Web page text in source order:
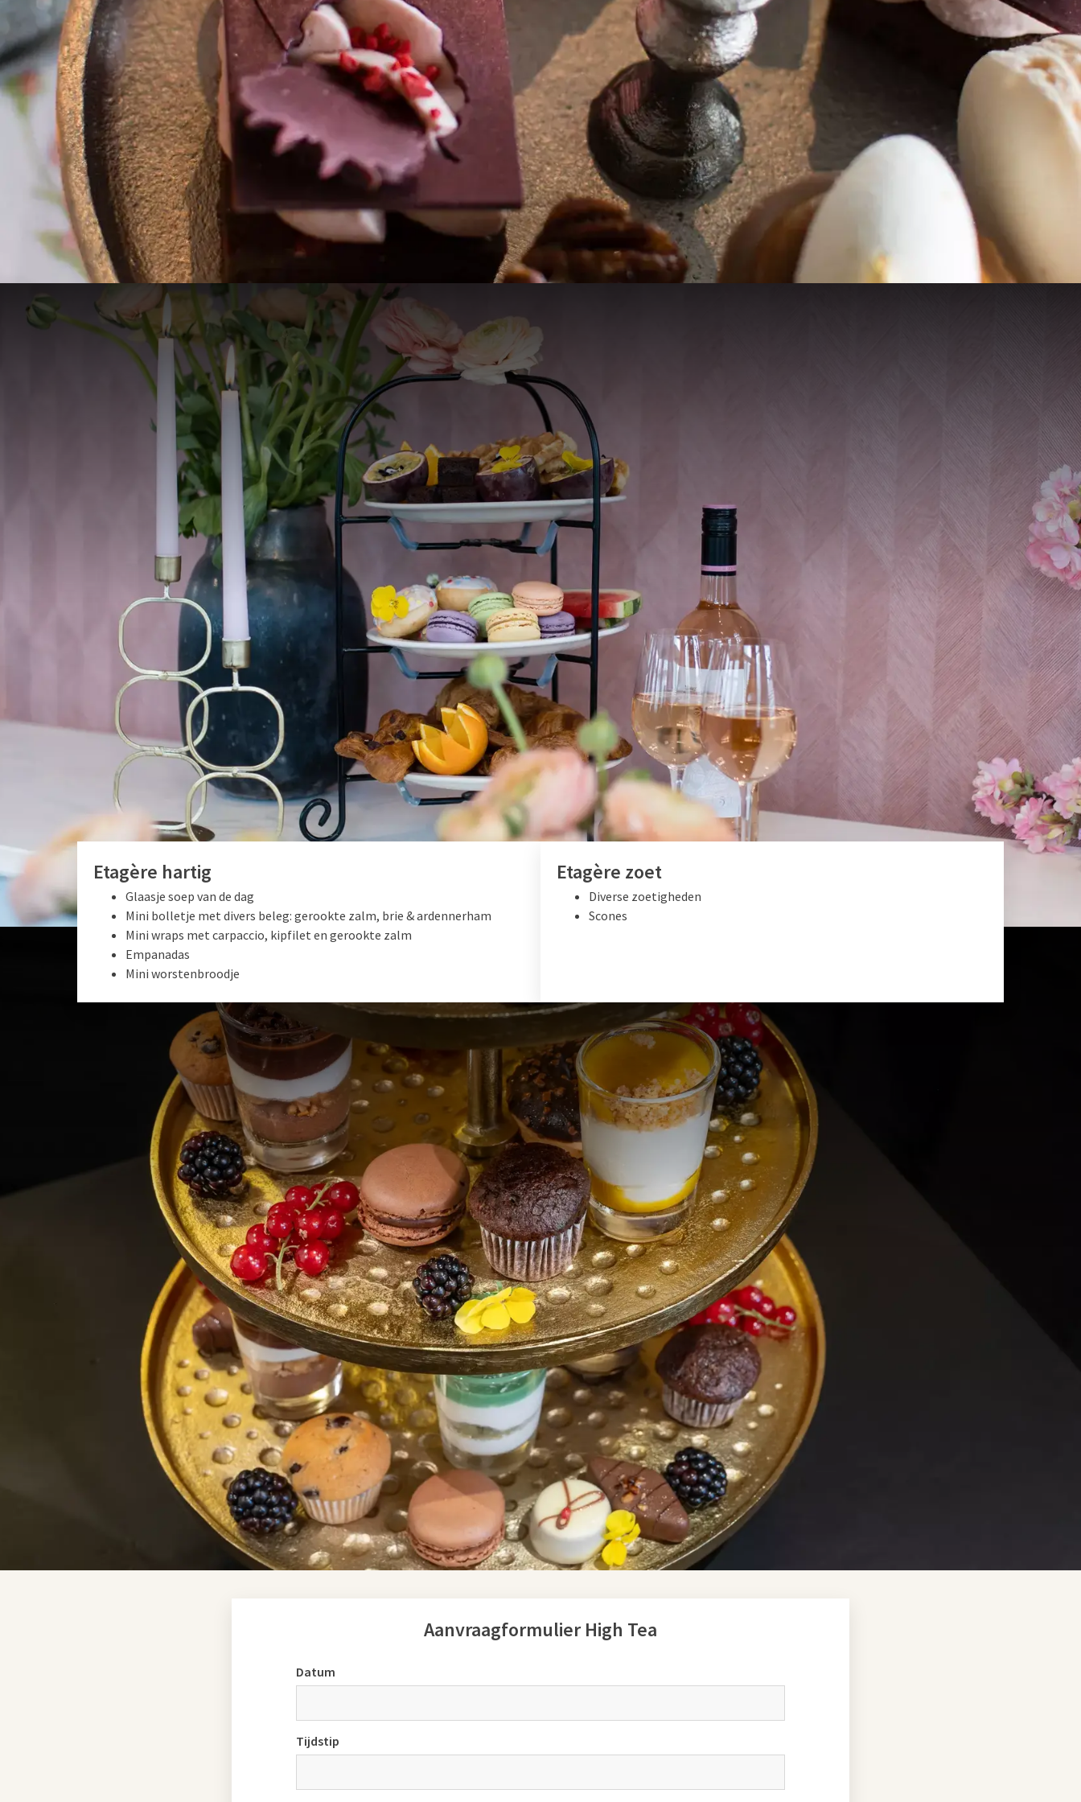
Inspirerende High Tea
GENIET VAN EEN SMAAKVOLLE HIGH TEA IN DEN BOSCH - VUGHT
Geniet van een onvergetelijke High Tea in Den Bosch bij Van der Valk! Ontsnap aan de drukte van de stad en
trakteer jezelf op een bijzondere ervaring in Brabant, vol lekkernijen en gezelligheid. Bij Van der Valk bieden we
een High Tea met een uitgebreid assortiment aan hartige en zoete lekkernijen, verse thee en meer.
Een High Tea in Den Bosch - Vught bij Van der Valk is perfect voor een ontspannen middag met vrienden, familie
of collega's. Laat je verwennen met luxe belegde broodjes, verrukkelijke petit fours en nog veel meer, alles in de
sfeervolle ambiance van ons restaurant. Op zoek naar High Tea ideeën? Bij ons vind je de perfecte combinatie
van smaken en presentatie.
Of je nu een speciale gelegenheid viert of gewoon zin hebt in iets lekkers, bij Van der Valk ben je aan het juiste
adres voor een High Tea in Den Bosch om van te smullen. Reserveer nu en maak van jouw bezoek aan Vught of
Den Bosch een culinair hoogtepunt!
De High Tea bestaat uit:
Ontvangst
Wij verwelkomen uw gasten met een glas champagne van het huis
Etagères
Etagère hartig
Glaasje soep van de dag
Mini bolletje met divers beleg: gerookte zalm, brie & ardennerham
Mini wraps met carpaccio, kipfilet en gerookte zalm
Empanadas
Mini worstenbroodje
Etagère zoet
Diverse zoetigheden
Scones
* We spelen in op seizoensgebonden gerechten, dus voorgerechten kunnen variëren. Het is natuurlijk mogelijk om
allergieën of dieetwensen te vervullen. Geef dit ten minste 24 uur van tevoren aan ons door, zodat we hier tijdens
de bereiding rekening mee kunnen houden.
High Tea Reservering
Aantal Personen: Vanaf 2 personen
Beschikbaarheid: Tussen 12:00 en 17:00 uur
Reservering: Tot 48 uur van tevoren
Betaling: Vooraf betalen, u ontvangt hiervoor een betaallink
Prijs: € 33,50 per persoon
Bovenstaande prijs is op basis van 2,5 uur inclusief onbeperkt thee en koffie. Andere consumpties worden op
basis van nacalculatie berekend.
Speciale Verzoeken?
Laat het ons van tevoren weten zodat we hier rekening mee kunnen houden
Bekijk ook onze mogelijkheden voor eenBabyshower High Tea
Aanvraagformulier High Tea
Datum
Tijdstip